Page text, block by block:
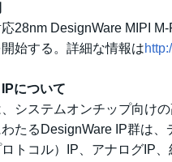
28nm DesignWare MIPI
始する。詳細な情報は
について
システムオンチップ向け
たるDesignWare IP群は
ロトコル）IP、アナログIP